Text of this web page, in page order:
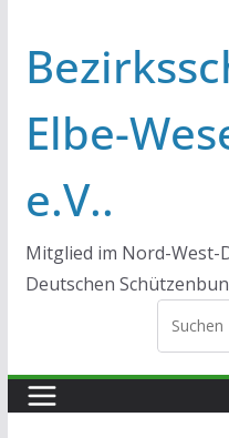
Elbe-
e.V..
Mitglied im Nord-West-
Deutschen